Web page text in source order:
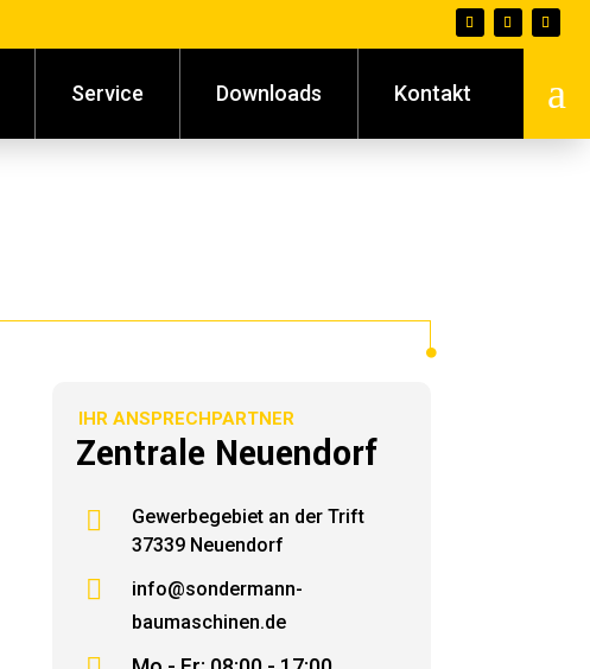
Service Downloads Kontakt a
IHR ANSPRECHPARTNER
Zentrale Neuendorf

Gewerbegebiet an der Trift
37339 Neuendorf

info@sondermann-
baumaschinen.de